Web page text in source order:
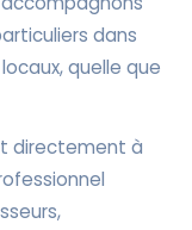
dans
quelle que
directement à